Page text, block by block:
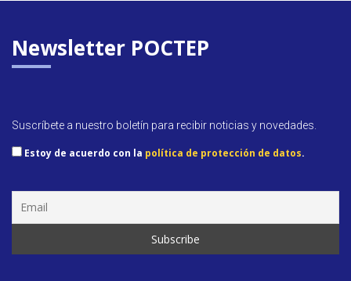
Newsletter POCTEP
Suscríbete a nuestro boletín para recibir noticias y novedades.
Estoy de acuerdo con la política de protección de datos.